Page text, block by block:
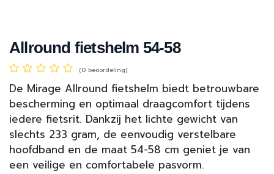
Allround fietshelm 54-58
(0 beoordeling)
De Mirage Allround fietshelm biedt betrouwbare
bescherming en optimaal draagcomfort tijdens
iedere fietsrit. Dankzij het lichte gewicht van
slechts 233 gram, de eenvoudig verstelbare
hoofdband en de maat 54-58 cm geniet je van
een veilige en comfortabele pasvorm.